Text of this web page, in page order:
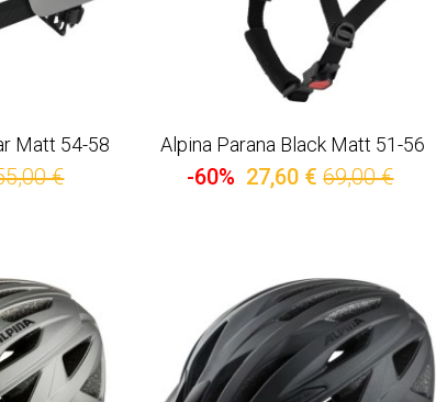
Matt 54-58
€
Alpina Parana Black Matt 51-56
-60% 27,60 € 69,00 €